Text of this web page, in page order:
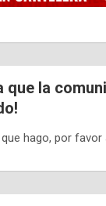
que la
hago, por